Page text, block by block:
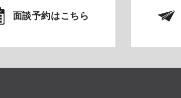
面談予約はこちら